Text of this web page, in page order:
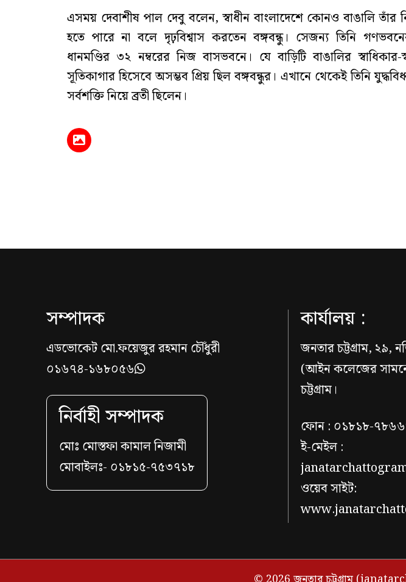
এসময় দেবাশীষ পাল দেবু বলেন, স্বাধীন বাংলাদেশে কোনও বাঙালি তাঁর
হতে পারে না বলে দৃঢ়বিশ্বাস করতেন বঙ্গবন্ধু। সেজন্য তিনি
ধানমণ্ডির ৩২ নম্বরের নিজ বাসভবনে। যে বাড়িটি বাঙালির স্বাধিকার-
সূতিকাগার হিসেবে অসম্ভব প্রিয় ছিল বঙ্গবন্ধুর। এখানে থেকেই তিনি
সর্বশক্তি নিয়ে ব্রতী ছিলেন।
সম্পাদক
এডভোকেট মো.ফয়েজুর রহমান চৌঁধুরী
০১৬৭৪-১৬৮০৫৬
নির্বাহী সম্পাদক
মোঃ মোস্তফা কামাল নিজামী
মোবাইলঃ- ০১৮১৫-৭৫৩৭১৮
কার্যালয় :
জনতার চট্টগ্রাম,
(আইন কলেজের
চট্টগ্রাম।
ফোন : ০১৮১৮-
ই-মেইল :
ওয়েব সাইট: